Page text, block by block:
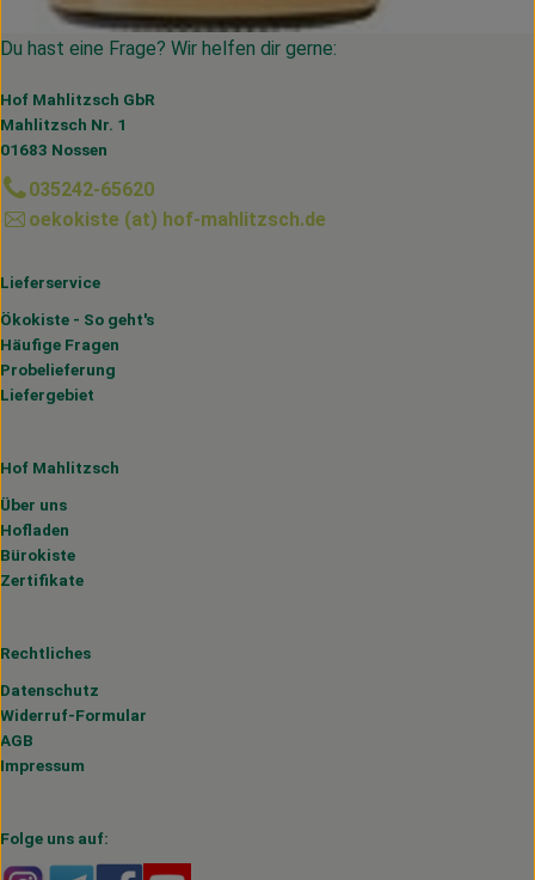
Du hast eine Frage? Wir helfen dir gerne:
Hof Mahlitzsch GbR
Mahlitzsch Nr. 1
01683 Nossen
035242-65620
oekokiste (at) hof-mahlitzsch.de
Lieferservice
Ökokiste - So geht's
Häufige Fragen
Probelieferung
Liefergebiet
Hof Mahlitzsch
Über uns
Hofladen
Bürokiste
Zertifikate
Rechtliches
Datenschutz
Widerruf-Formular
AGB
Impressum
Folge uns auf: